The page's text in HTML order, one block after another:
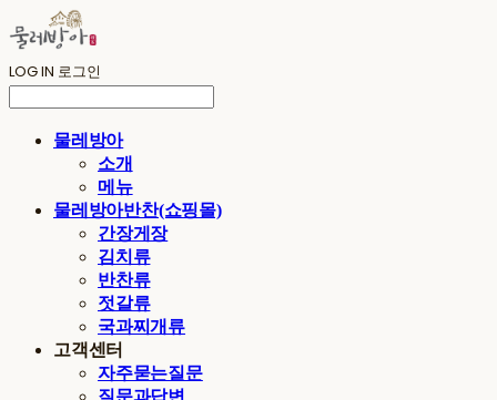
LOG IN 로그인
물레방아
소개
메뉴
물레방아반찬(쇼핑몰)
간장게장
김치류
반찬류
젓갈류
국과찌개류
고객센터
자주묻는질문